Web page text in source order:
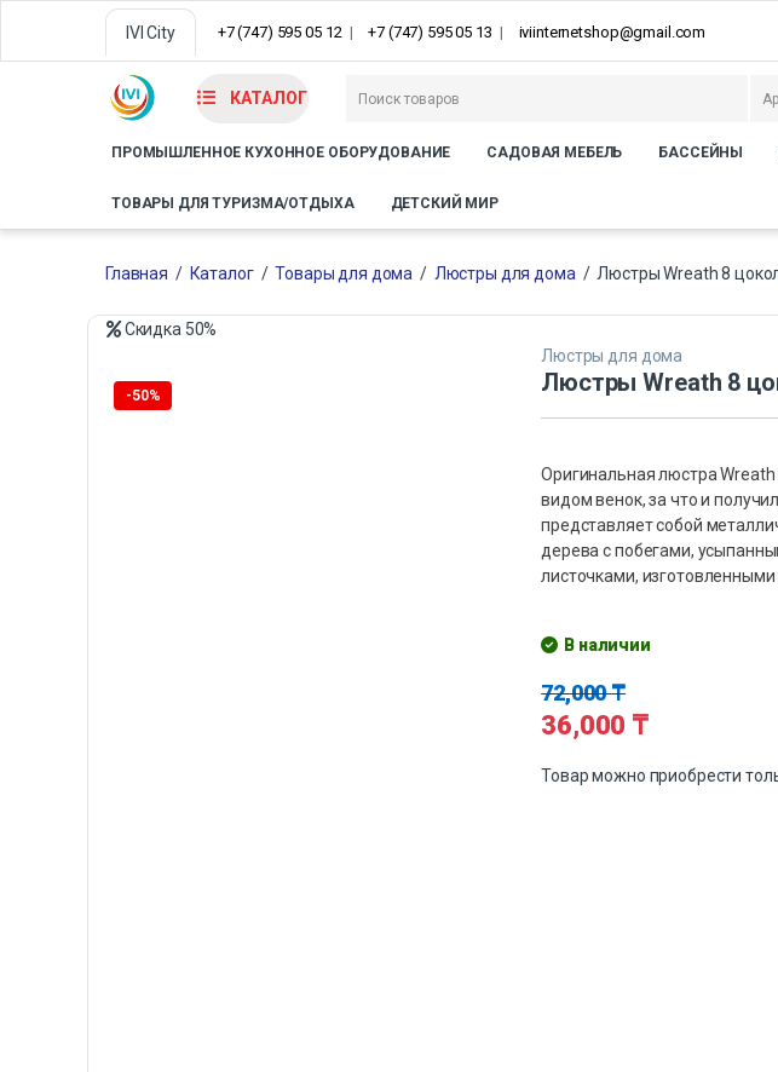
IVI City +7 (747) 595 05 12 +7 (747) 595 05 13 iviinternetshop@gmail.com
КАТАЛОГ
ПРОМЫШЛЕННОЕ КУХОННОЕ ОБОРУДОВАНИЕ САДОВАЯ МЕБЕЛЬ БАССЕЙНЫ
ТОВАРЫ ДЛЯ ТУРИЗМА/ОТДЫХА ДЕТСКИЙ МИР
Главная / Каталог / Товары для дома / Люстры для дома / Люстры Wreath 8
Скидка 50%
-50%
Люстры для дома
Люстры Wreath 8
Оригинальная люстра
видом венок, за что и
представляет собой
дерева с побегами,
листочками, изготовленными
В наличии
72,000₸
36,000 ₸
Товар можно приобрести